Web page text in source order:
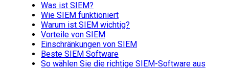
Was ist SIEM?
Wie SIEM funktioniert
Warum ist SIEM wichtig?
Vorteile von SIEM
Einschränkungen von SIEM
Beste SIEM Software
So wählen Sie die richtige SIEM-Software aus